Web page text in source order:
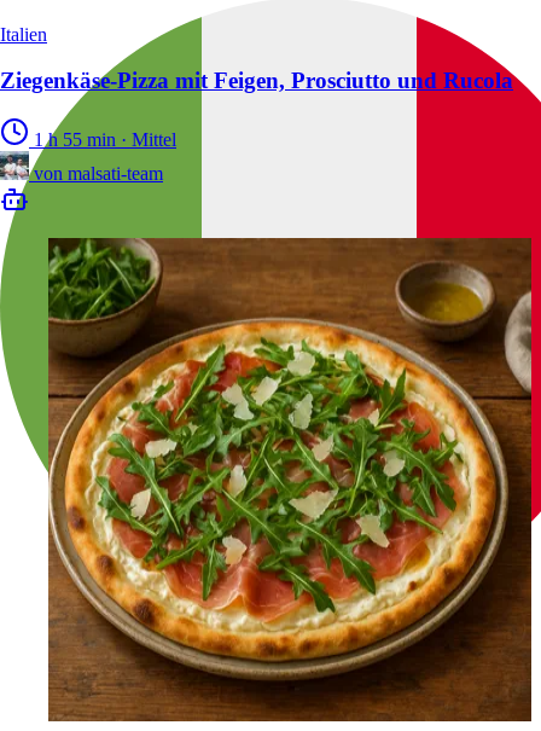
Italien
Ziegenkäse-Pizza mit Feigen, Prosciutto und Rucola
1 h 55 min · Mittel
von malsati-team